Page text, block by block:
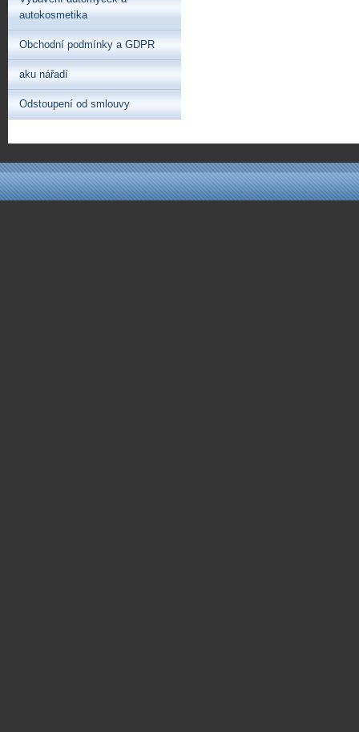
autokosmetika
Obchodní podmínky a GDPR
aku nářadí
Odstoupení od smlouvy